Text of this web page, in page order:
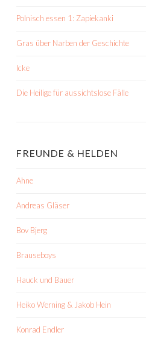
Polnisch essen 1: Zapiekanki
Gras über Narben der Geschichte
Icke
Die Heilige für aussichtslose Fälle
FREUNDE & HELDEN
Ahne
Andreas Gläser
Bov Bjerg
Brauseboys
Hauck und Bauer
Heiko Werning & Jakob Hein
Konrad Endler